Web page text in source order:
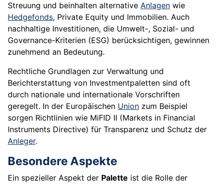
Streuung und beinhalten alternative Anlagen wie
Hedgefonds, Private Equity und Immobilien. Auch
nachhaltige Investitionen, die Umwelt-, Sozial- und
Governance-Kriterien (ESG) berücksichtigen, gewinnen
zunehmend an Bedeutung.
Rechtliche Grundlagen zur Verwaltung und
Berichterstattung von Investmentpaletten sind oft
durch nationale und internationale Vorschriften
geregelt. In der Europäischen Union zum Beispiel
sorgen Richtlinien wie MiFID II (Markets in Financial
Instruments Directive) für Transparenz und Schutz der
Anleger.
Besondere Aspekte
Ein spezieller Aspekt der Palette ist die Rolle der